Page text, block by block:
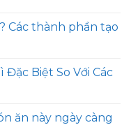
Các thành phần tạo
Đặc Biệt So Với Các
ăn này ngày càng